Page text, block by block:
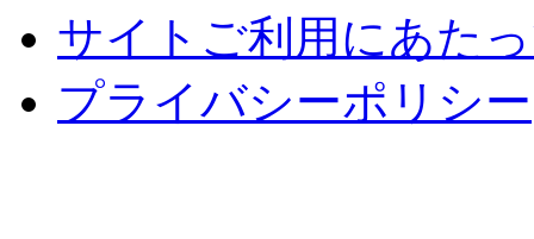
サイトご利用にあた
プライバシーポリシー